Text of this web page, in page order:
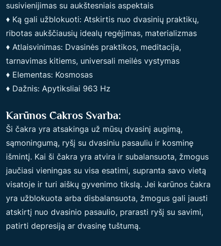
susivienijimas su aukštesniais aspektais
♦ Ką gali užblokuoti: Atskirtis nuo dvasinių praktikų,
ribotas aukščiausių idealų regėjimas, materializmas
♦ Atlaisvinimas: Dvasinės praktikos, meditacija,
tarnavimas kitiems, universali meilės vystymas
♦ Elementas: Kosmosas
♦ Dažnis: Apytiksliai 963 Hz
Karūnos Čakros Svarba:
Ši čakra yra atsakinga už mūsų dvasinį augimą,
sąmoningumą, ryšį su dvasiniu pasauliu ir kosminę
išmintį. Kai ši čakra yra atvira ir subalansuota, žmogus
jaučiasi vieningas su visa esatimi, supranta savo vietą
visatoje ir turi aiškų gyvenimo tikslą. Jei karūnos čakra
yra užblokuota arba disbalansuota, žmogus gali jausti
atskirtį nuo dvasinio pasaulio, prarasti ryšį su savimi,
patirti depresiją ar dvasinę tuštumą.